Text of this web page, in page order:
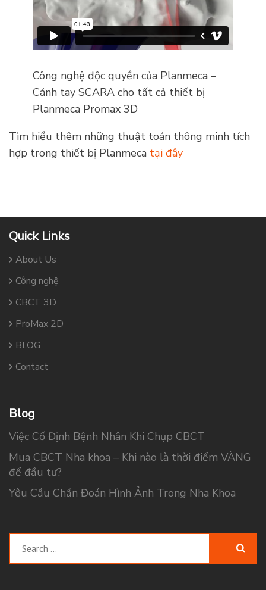
Công nghệ độc quyền của Planmeca –
Cánh tay SCARA cho tất cả thiết bị
Planmeca Promax 3D
Tìm hiểu thêm những thuật toán thông minh tích
hợp trong thiết bị Planmeca tại đây
Quick Links
About Us
Công nghệ
CBCT 3D
ProMax 2D
BLOG
Contact
Blog
Việc Cố Định Bệnh Nhân Khi Chụp CBCT
Mua CBCT Nha khoa – Khi nào là thời điểm VÀNG
để đầu tư?
Yêu Cầu Chẩn Đoán Hình Ảnh Trong Nha Khoa